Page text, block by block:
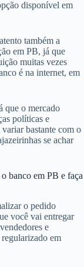
disponível em
também a
em PB, já que
muitas vezes
é na internet, em
que o mercado
políticas e
bastante com o
se achar
banco em PB e faça
o pedido
você vai entregar
e
em